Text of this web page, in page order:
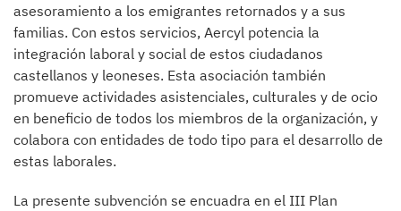
asesoramiento a los emigrantes retornados y a sus
familias. Con estos servicios, Aercyl potencia la
integración laboral y social de estos ciudadanos
castellanos y leoneses. Esta asociación también
promueve actividades asistenciales, culturales y de ocio
en beneficio de todos los miembros de la organización, y
colabora con entidades de todo tipo para el desarrollo de
estas laborales.
La presente subvención se encuadra en el III Plan